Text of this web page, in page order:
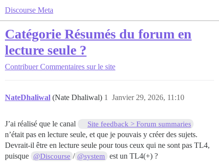
Discourse Meta
Catégorie Résumés du forum en
lecture seule ?
Contribuer Commentaires sur le site
NateDhaliwal (Nate Dhaliwal) Janvier 29, 2026, 11:10
1
J’ai réalisé que le canal Site feedback > Forum summaries
n’était pas en lecture seule, et que je pouvais y créer des sujets.
Devrait-il être en lecture seule pour tous ceux qui ne sont pas TL4,
puisque @Discourse / @system est un TL4(+) ?